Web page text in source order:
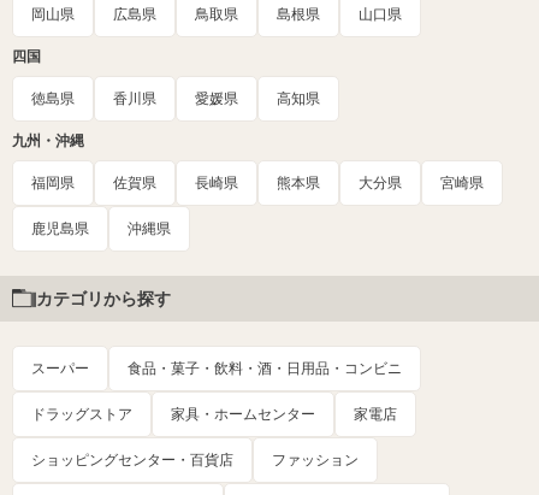
岡山県 広島県 鳥取県 島根県 山口県
四国
徳島県 香川県 愛媛県 高知県
九州・沖縄
福岡県 佐賀県 長崎県 熊本県 大分県 宮崎県
鹿児島県 沖縄県
カテゴリから探す
スーパー 食品・菓子・飲料・酒・日用品・コンビニ
ドラッグストア 家具・ホームセンター 家電店
ショッピングセンター・百貨店 ファッション